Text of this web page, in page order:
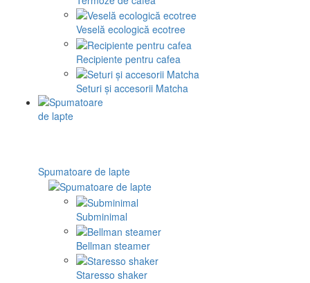
Veselă ecologică ecotree
Recipiente pentru cafea
Seturi și accesorii Matcha
Spumatoare de lapte
Subminimal
Bellman steamer
Staresso shaker